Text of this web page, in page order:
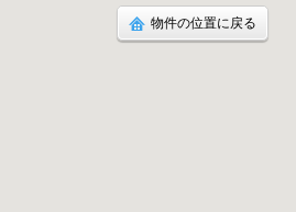
物件の位置に戻る